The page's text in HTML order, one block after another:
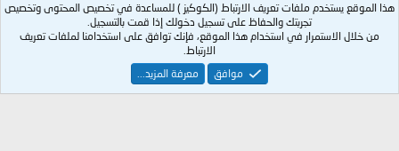
هذا الموقع يستخدم ملفات تعريف الارتباط (الكوكيز ) للمساعدة في تخصيص المحتوى وتخصيص
تجربتك والحفاظ على تسجيل دخولك إذا قمت بالتسجيل.
من خلال الاستمرار في استخدام هذا الموقع، فإنك توافق على استخدامنا لملفات تعريف
الارتباط.
موافق
معرفة المزيد...